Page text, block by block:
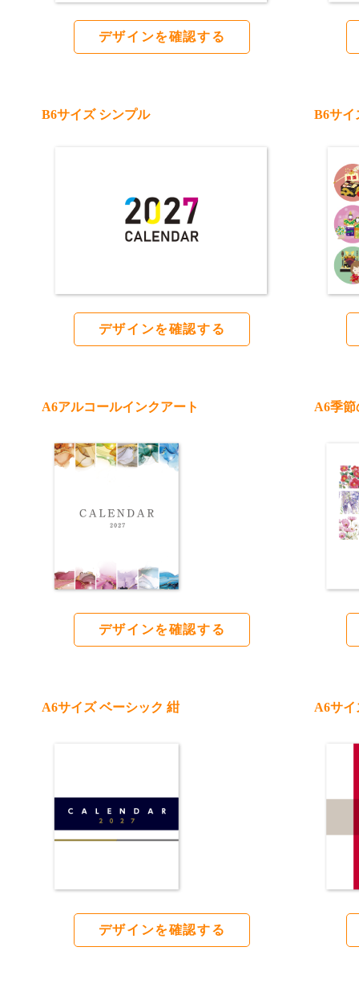
デザインを確認する
B6サイズ シンプル
デザインを確認する
B6サイ
A6アルコールインクアート
デザインを確認する
A6季節
A6サイズ ベーシック 紺
デザインを確認する
A6サイ